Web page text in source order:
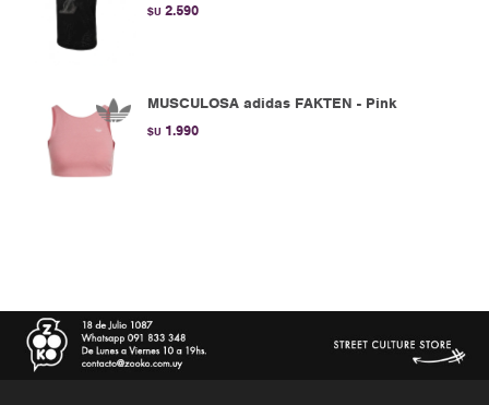
$U 2.590
MUSCULOSA adidas FAKTEN - Pink
$U 1.990